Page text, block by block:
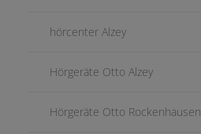
hörcenter Alzey
Hörgeräte Otto Alzey
Hörgeräte Otto Rockenhausen